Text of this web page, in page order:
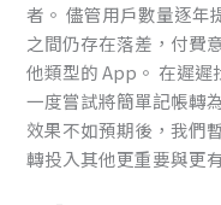
者。 儘管用戶數量逐年
之間仍存在落差，付費
他類型的 App。 在遲遲
一度嘗試將簡單記帳轉
效果不如預期後，我們
轉投入其他更重要與更